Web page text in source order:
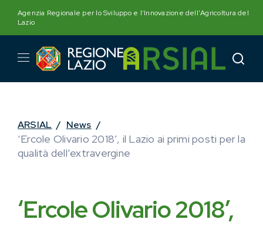
content
Agenzia Regionale per lo Sviluppo e l'Innovazione dell'Agricoltura del
Lazio
ARSIAL / News /
‘Ercole Olivario 2018’, il Lazio ai primi posti per la
qualità dell’extravergine
‘Ercole Olivario 2018’,